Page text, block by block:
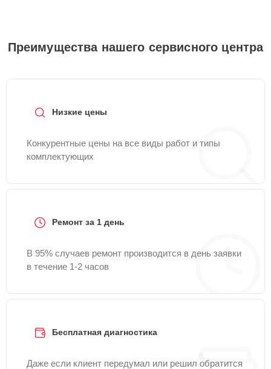
Преимущества нашего сервисного центра
Низкие цены
Конкурентные цены на все виды работ и типы
комплектующих
Ремонт за 1 день
В 95% случаев ремонт производится в день заявки
в течение 1-2 часов
Бесплатная диагностика
Даже если клиент передумал или решил обратится